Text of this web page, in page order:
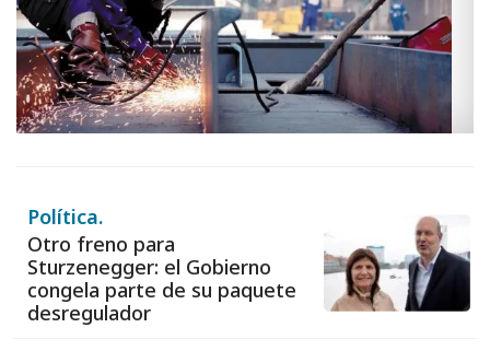
Política.
Otro freno para
Sturzenegger: el Gobierno
congela parte de su paquete
desregulador